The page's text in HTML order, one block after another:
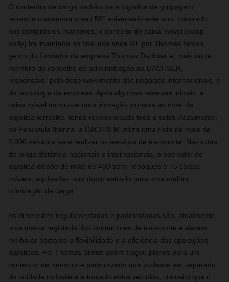
O contentor de carga padrão para logística de grupagem
terrestre comemora o seu 50º aniversário este ano. Inspirado
nos contentores marítimos, o conceito de caixa móvel (swap
body) foi inventado no final dos anos 60, por Thomas Simon,
genro do fundador da empresa Thomas Dachser e, mais tarde,
membro do conselho de administração da DACHSER,
responsável pelo desenvolvimento dos negócios internacionais e
da tecnologia da empresa. Após algumas reservas iniciais, a
caixa móvel tornou-se uma inovação pioneira ao nível da
logística terrestre, tendo revolucionado todo o setor. Atualmente,
na Península Ibérica, a DACHSER utiliza uma frota de mais de
2.000 veículos para realizar os serviços de transporte. Nas rotas
de longa distância nacionais e internacionais, o operador de
logística dispõe de mais de 480 semi-reboques e 75 caixas
móveis, equipadas com duplo estrado para uma melhor
otimização da carga.
As dimensões regulamentadas e padronizadas são, atualmente,
uma marca registada dos contentores de transporte e vieram
melhorar bastante a flexibilidade e a eficiência das operações
logísticas. Foi Thomas Simon quem traçou planos para um
contentor de transporte padronizado que pudesse ser separado
da unidade rodoviária e trocado entre veículos, conceito que o